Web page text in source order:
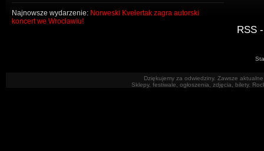
Najnowsze wydarzenie: Norweski Kvelertak zagra autorski
koncert we Wrocławiu!
RSS
Dziękujemy za odwiedziny. Zawsze
Sklepy, festiwale, ogłoszenia, zdjęcia, bilety.